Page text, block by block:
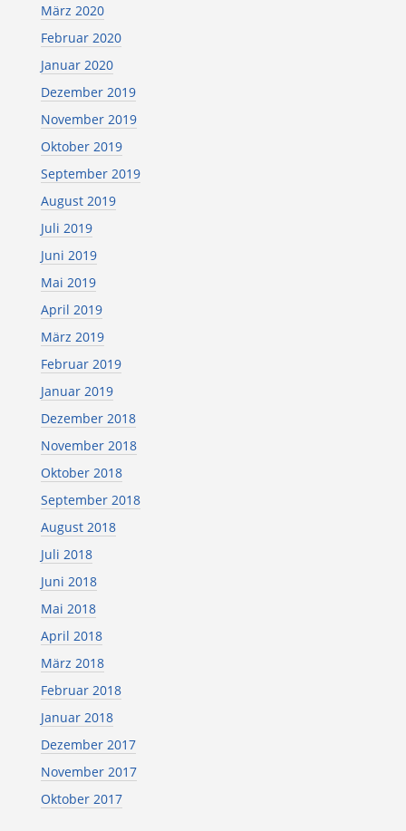
März 2020
Februar 2020
Januar 2020
Dezember 2019
November 2019
Oktober 2019
September 2019
August 2019
Juli 2019
Juni 2019
Mai 2019
April 2019
März 2019
Februar 2019
Januar 2019
Dezember 2018
November 2018
Oktober 2018
September 2018
August 2018
Juli 2018
Juni 2018
Mai 2018
April 2018
März 2018
Februar 2018
Januar 2018
Dezember 2017
November 2017
Oktober 2017